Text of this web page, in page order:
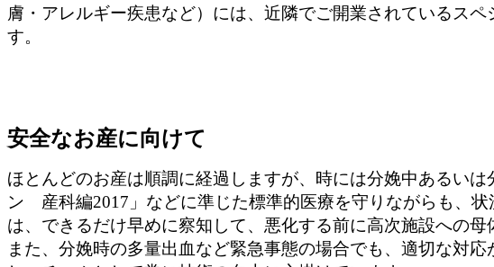
膚・アレルギー疾患など）には、近隣でご開業されているス
す。
安全なお産に向けて
ほとんどのお産は順調に経過しますが、時には分娩中あるい
ン 産科編2017」などに準じた標準的医療を守りながらも、
は、できるだけ早めに察知して、悪化する前に高次施設への母
また、分娩時の多量出血など緊急事態の場合でも、適切な対